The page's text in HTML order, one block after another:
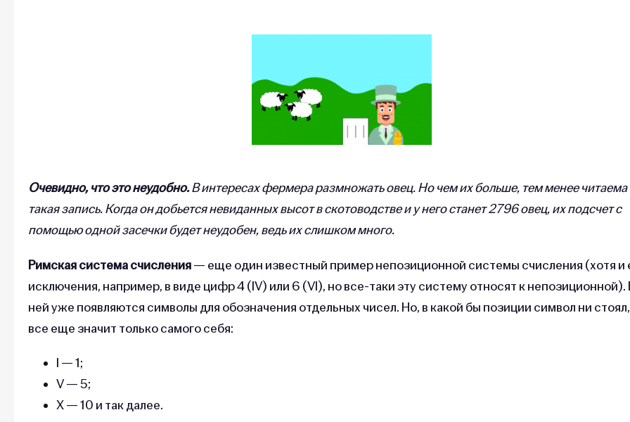
Очевидно, что это неудобно.В интересах фермера размножать овец. Но чем их больше, тем менее читаема
такая запись. Когда он добьется невиданных высот в скотоводстве и у него станет 2796 овец, их подсчет с
помощью одной засечки будет неудобен, ведь их слишком много.
Римская система счисления— еще один известный пример непозиционной системы счисления (хотя и
исключения, например, в виде цифр 4 (IV) или 6 (VI), но все-таки эту систему относят к непозиционной).
ней уже появляются символы для обозначения отдельных чисел. Но, в какой бы позиции символ ни
все еще значит только самого себя:
I — 1;
V — 5;
X — 10 и так далее.